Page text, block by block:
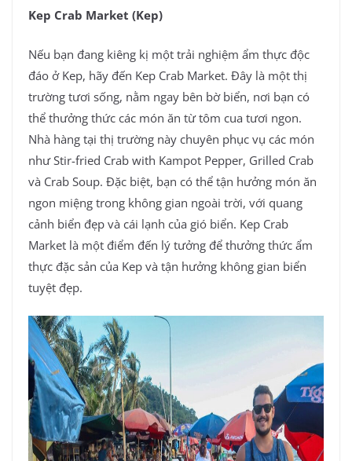
Kep Crab Market (Kep)
Nếu bạn đang kiêng kị một trải nghiệm ẩm thực độc
đáo ở Kep, hãy đến Kep Crab Market. Đây là một thị
trường tươi sống, nằm ngay bên bờ biển, nơi bạn có
thể thưởng thức các món ăn từ tôm cua tươi ngon.
Nhà hàng tại thị trường này chuyên phục vụ các món
như Stir-fried Crab with Kampot Pepper, Grilled Crab
và Crab Soup. Đặc biệt, bạn có thể tận hưởng món ăn
ngon miệng trong không gian ngoài trời, với quang
cảnh biển đẹp và cái lạnh của gió biển. Kep Crab
Market là một điểm đến lý tưởng để thưởng thức ẩm
thực đặc sản của Kep và tận hưởng không gian biển
tuyệt đẹp.